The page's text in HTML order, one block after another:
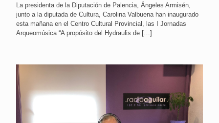
La presidenta de la Diputación de Palencia, Ángeles Armisén,
junto a la diputada de Cultura, Carolina Valbuena han inaugurado
esta mañana en el Centro Cultural Provincial, las I Jornadas
Arqueomúsica “A propósito del Hydraulis de […]